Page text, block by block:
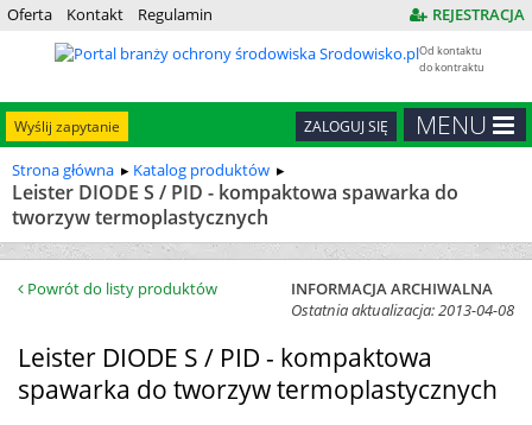
Oferta Kontakt Regulamin REJESTRACJA
Od kontaktu
do kontraktu
MENU
ZALOGUJ SIĘ
Wyślij zapytanie
Strona główna Katalog produktów
Leister DIODE S / PID - kompaktowa spawarka do
tworzyw termoplastycznych
Powrót do listy produktów
INFORMACJA ARCHIWALNA
Ostatnia aktualizacja: 2013-04-08
Leister DIODE S / PID - kompaktowa
spawarka do tworzyw termoplastycznych